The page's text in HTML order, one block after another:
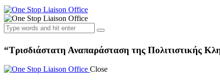
“Τρισδιάστατη Αναπαράσταση της Πολιτιστικής
Close